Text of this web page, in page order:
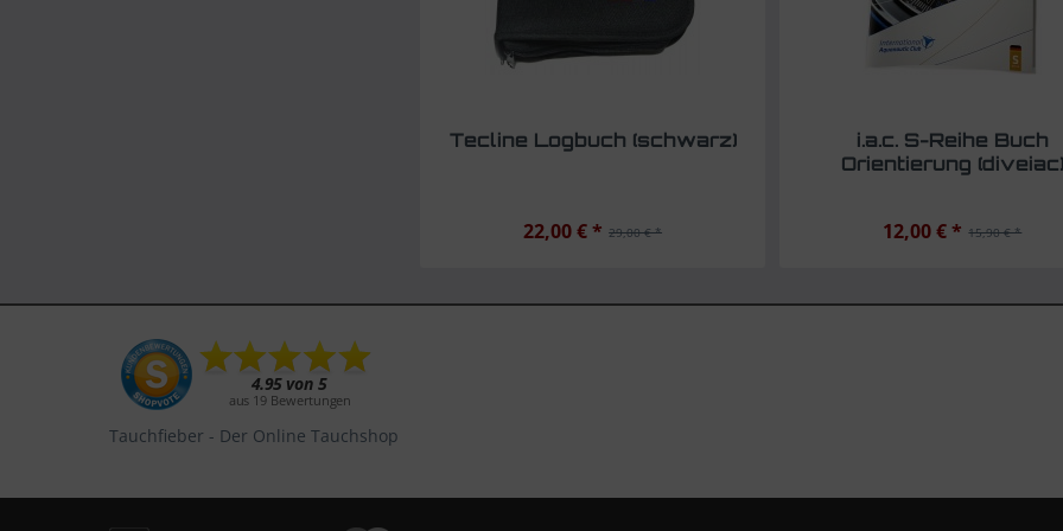
Tecline Logbuch (schwarz)
29,00 € *
22,00 € *
i.a.c. S-Reihe Buch
Orientierung (diveiac)
15,90 € *
12,00 € *
Tauchfieber - Der Online Tauchshop